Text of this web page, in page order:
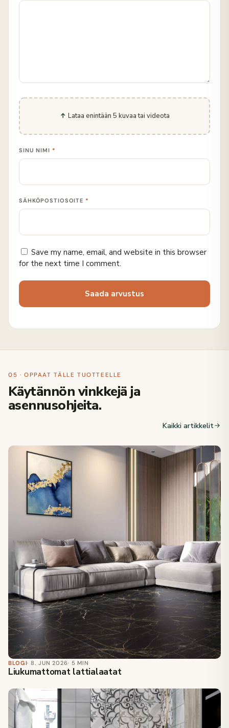
Lataa enintään 5 kuvaa tai videota
SINU NIMI *
SÄHKÖPOSTIOSOITE *
Save my name, email, and website in this browser
for the next time I comment.
05 · OPPAAT TÄLLE TUOTTEELLE
Käytännön vinkkejä ja
asennusohjeita.
Kaikki artikkelit
BLOGI· 8. JUN 2026· 5 MIN
Liukumattomat lattialaatat